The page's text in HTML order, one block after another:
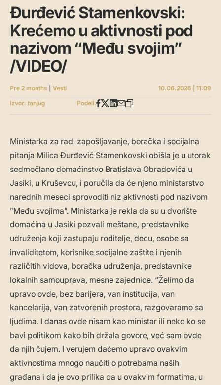
Đurđević Stamenkovski:
Krećemo u aktivnosti pod
nazivom “Među svojim”
/VIDEO/
Pre 2 months Vesti
10.06.2026 | 11:09
Izvor: tanjug
Podeli:
Ministarka za rad, zapošljavanje, boračka i socijalna
pitanja Milica Đurđević Stamenkovski obišla je u utorak
sedmočlano domaćinstvo Bratislava Obradovića u
Jasiki, u Kruševcu, i poručila da će njeno ministarstvo
narednih meseci sprovoditi niz aktivnosti pod nazivom
”Među svojima”. Ministarka je rekla da su u dvorište
domaćina u Jasiki pozvali meštane, predstavnike
udruženja koji zastupaju roditelje, decu, osobe sa
invaliditetom, korisnike socijalne zaštite i njenih
različitih vidova, boračka udruženja, predstavnike
lokalnih samouprava, mesne zajednice. “Želimo da
upravo ovde, bez barijera, van institucija, van
kancelarija, van zatvorenih prostora, razgovaramo sa
ljudima. I danas ovde nisam kao ministar ili neko ko se
bavi politikom kako bih držala govore, već sam ovde
da njih čujem. I verujem daćemo upravo ovakvim
aktivnostima mnogo naučiti o potrebama naših
građana i da je ovo prilika da u ovakvim formatima, u